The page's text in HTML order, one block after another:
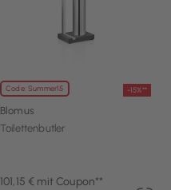
Code: Summer15 -15%**
Blomus
Toilettenbutler
101,15 € mit Coupon**